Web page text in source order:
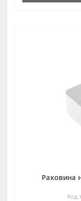
Раковина
Код